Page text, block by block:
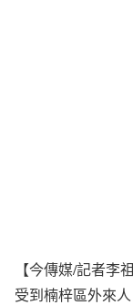
【今傳媒/記者李
受到楠梓區外來